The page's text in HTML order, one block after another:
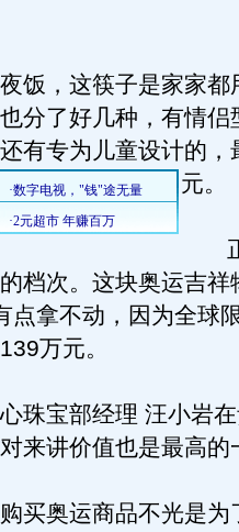
，这筷子是家家都
分了好几种，有情侣
有专为儿童设计的，
元。
正
档次。这块奥运吉祥
点拿不动，因为全球
万元。
宝部经理 汪小岩在
来讲价值也是最高的
奥运商品不光是为